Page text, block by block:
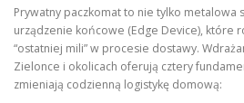
Prywatny paczkomat to nie tylko metalowa
urządzenie końcowe (Edge Device), które
“ostatniej mili” w procesie dostawy.
Zielonce i okolicach oferują cztery
zmieniają codzienną logistykę domową: